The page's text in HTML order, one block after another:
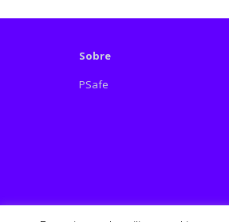
Sobre
PSafe